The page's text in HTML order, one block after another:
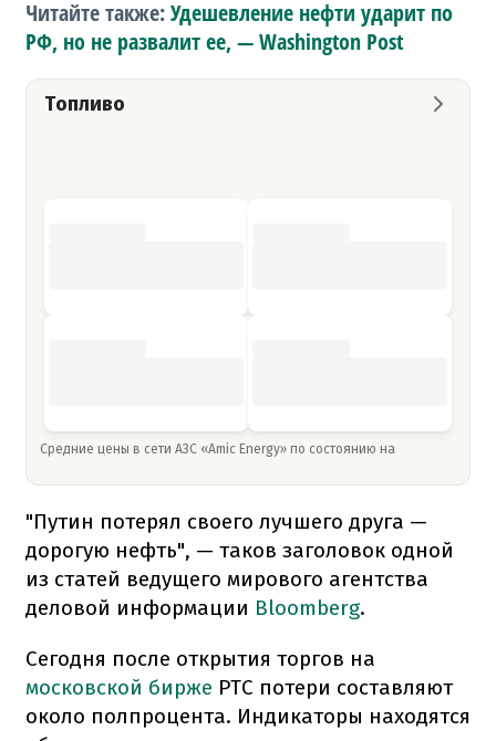
Читайте также:Удешевление нефти ударит по
РФ, но не развалит ее, — Washington Рost
Топливо
Средние цены в сети АЗС «Amic Energy» по состоянию на
"Путин потерял своего лучшего друга —
дорогую нефть", — таков заголовок одной
из статей ведущего мирового агентства
деловой информации Bloomberg.
Сегодня после открытия торгов на
московской бирже РТС потери составляют
около полпроцента. Индикаторы находятся